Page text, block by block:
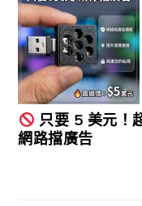
只要 5 美元！
網路擋廣告